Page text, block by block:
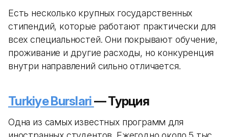
Есть несколько крупных государственных
стипендий, которые работают практически для
всех специальностей. Они покрывают обучение,
проживание и другие расходы, но конкуренция
внутри направлений сильно отличается.
Turkiye Burslari— Турция
Одна из самых известных программ для